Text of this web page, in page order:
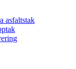
asfaltstak